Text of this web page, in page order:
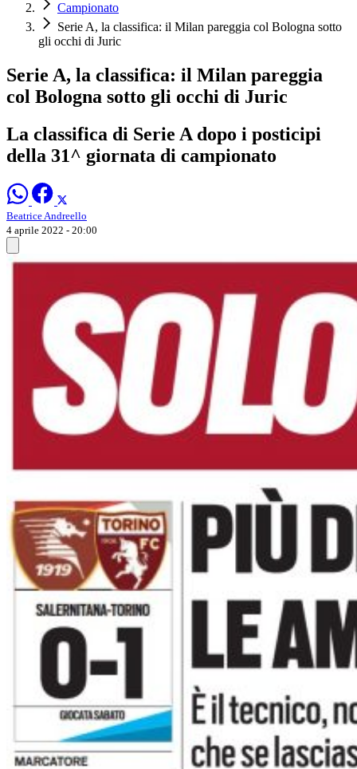
Campionato
Serie A, la classifica: il Milan pareggia col Bologna sotto
gli occhi di Juric
Serie A, la classifica: il Milan pareggia
col Bologna sotto gli occhi di Juric
La classifica di Serie A dopo i posticipi
della 31^ giornata di campionato
Beatrice Andreello
4 aprile 2022 - 20:00